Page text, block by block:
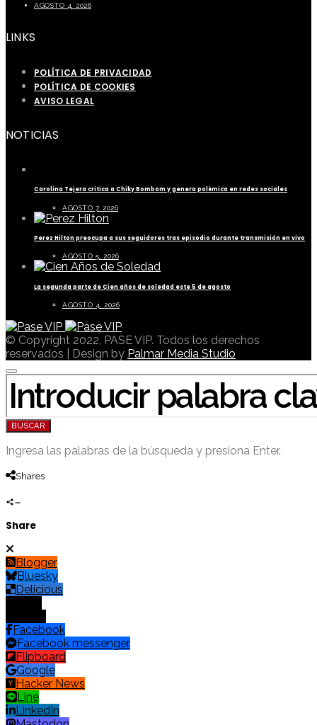
AGOSTO 4, 2026
LINKS
POLÍTICA DE PRIVACIDAD
POLÍTICA DE COOKIES
AVISO LEGAL
NOTICIAS
Carolina Tejera critica a Chiky Bombom y genera polémica en redes sociales
AGOSTO 7, 2026
Perez Hilton preocupa a sus seguidores tras episodio durante transmisión en vivo
AGOSTO 5, 2026
La segunda parte de Cien años de soledad este 5 de agosto
AGOSTO 4, 2026
© Copyright 2022, PASE VIP. Todos los derechos
reservados | Design by Palmar Media Studio
BUSCAR POR:
BUSCAR
Ingresa las palabras de la búsqueda y presiona Enter.
Shares
Share
Blogger
Bluesky
Delicious
Facebook
Facebook messenger
Flipboard
Google
Hacker News
Line
LinkedIn